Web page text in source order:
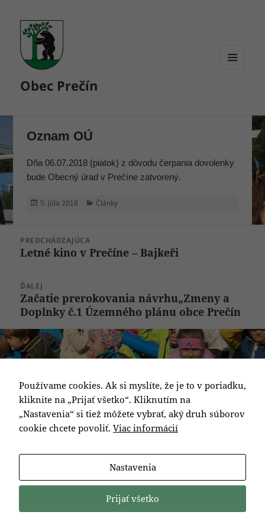
Obec Prečín
Oznam OÚ
Dňa 06.07.2018 (piatok) z dôvodu čerpania dovolenky
bude Obecný úrad v Prečíne zatvorený.
Publikované
5. júla 2018 Kategórie
Články
článku
PREDCHÁDZAJÚCA
Predchádzajúci
Letné kino v Prečíne – Bajkeři
ĎALEJ
Ďalší
článok:
Začatie prerokovania návrhu„Zmeny a
Doplnky č.1 Územného plánu obce Prečín
Používame cookies. Ak si myslíte, že je to v poriadku,
kliknite na „Prijať všetko“. Kliknutím na
„Nastavenia“ si tiež môžete vybrať, aký druh súborov
cookie chcete povoliť. Viac informácií
Nastavenia
Prijať všetko